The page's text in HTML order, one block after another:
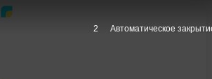
1 Автоматическое